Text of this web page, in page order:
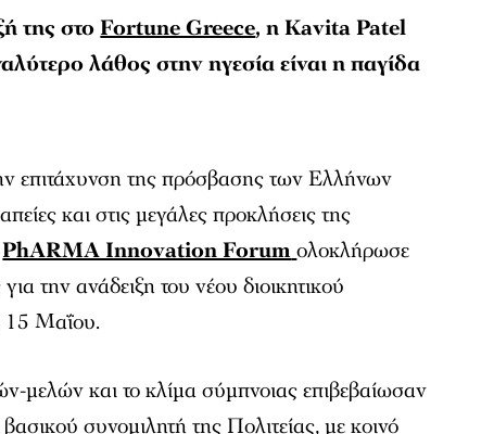
της στοFortune Greece, η Kavita Patel
λάθος στην ηγεσία είναι η παγίδα
επιτάχυνση της πρόσβασης των Ελλήνων
και στις μεγάλες προκλήσεις της
PhARMA Innovation Forum ολοκλήρωσε
για την ανάδειξη του νέου διοικητικού
15 Μαΐου.
μελών και το κλίμα σύμπνοιας επιβεβαίωσαν
συνομιλητή της Πολιτείας, με κοινό